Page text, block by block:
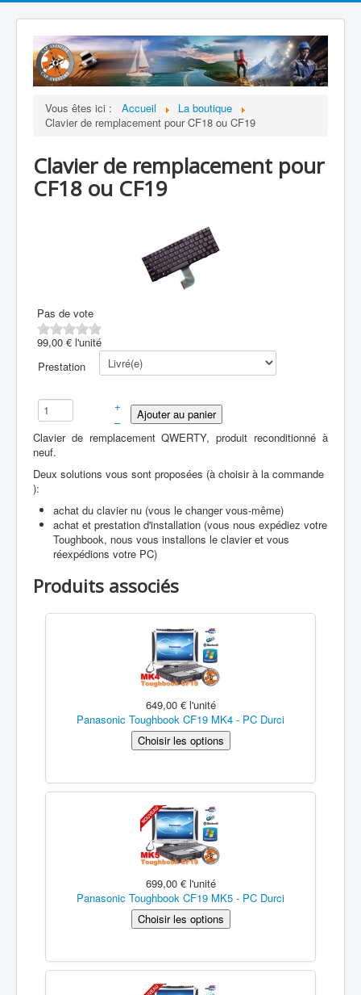
Vous êtes ici : Accueil
La boutique
Clavier de remplacement pour CF18 ou CF19
Clavier de remplacement pour
CF18 ou CF19
Pas de vote
99,00 € l'unité
Prestation
+
–
Clavier de remplacement QWERTY, produit reconditionné à
neuf.
Deux solutions vous sont proposées (à choisir à la commande
):
achat du clavier nu (vous le changer vous-même)
achat et prestation d'installation (vous nous expédiez votre
Toughbook, nous vous installons le clavier et vous
réexpédions votre PC)
Produits associés
649,00 € l'unité
Panasonic Toughbook CF19 MK4 - PC Durci
699,00 € l'unité
Panasonic Toughbook CF19 MK5 - PC Durci